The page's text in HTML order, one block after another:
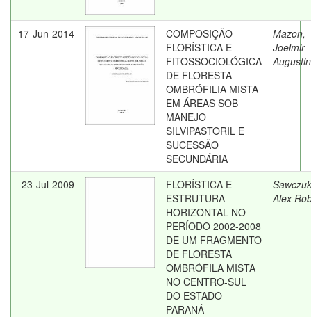
17-Jun-2014
COMPOSIÇÃO
FLORÍSTICA E
FITOSSOCIOLÓGICA
DE FLORESTA
OMBRÓFILIA MISTA
EM ÁREAS SOB
MANEJO
SILVIPASTORIL E
SUCESSÃO
SECUNDÁRIA
Mazon,
Joelmir
23-Jul-2009
FLORÍSTICA E
ESTRUTURA
HORIZONTAL NO
PERÍODO 2002-2008
DE UM FRAGMENTO
DE FLORESTA
OMBRÓFILA MISTA
NO CENTRO-SUL
DO ESTADO
PARANÁ
Alex